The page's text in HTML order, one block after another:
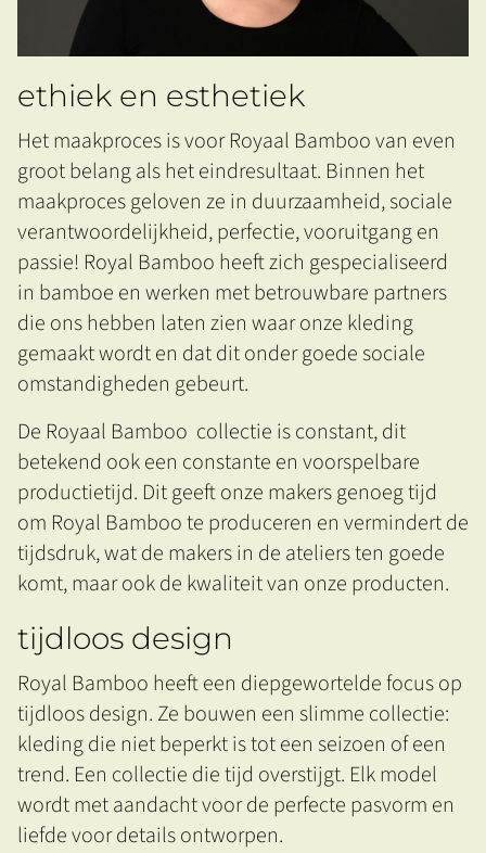
ethiek en esthetiek
Het maakproces is voor Royaal Bamboo van even
groot belang als het eindresultaat. Binnen het
maakproces geloven ze in duurzaamheid, sociale
verantwoordelijkheid, perfectie, vooruitgang en
passie! Royal Bamboo heeft zich gespecialiseerd
in bamboe en werken met betrouwbare partners
die ons hebben laten zien waar onze kleding
gemaakt wordt en dat dit onder goede sociale
omstandigheden gebeurt.
De Royaal Bamboo collectie is constant, dit
betekend ook een constante en voorspelbare
productietijd. Dit geeft onze makers genoeg tijd
om Royal Bamboo te produceren en vermindert de
tijdsdruk, wat de makers in de ateliers ten goede
komt, maar ook de kwaliteit van onze producten.
tijdloos design
Royal Bamboo heeft een diepgewortelde focus op
tijdloos design. Ze bouwen een slimme collectie:
kleding die niet beperkt is tot een seizoen of een
trend. Een collectie die tijd overstijgt. Elk model
wordt met aandacht voor de perfecte pasvorm en
liefde voor details ontworpen.